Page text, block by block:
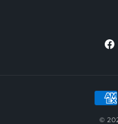
de
©